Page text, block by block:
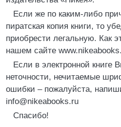
Если же по каким-либо
пиратская копия книги, то
приобрести легальную. Как
нашем сайте
Если в электронной книге
неточности, нечитаемые
ошибки – пожалуйста,
info@nikeabooks.ru
Спасибо!